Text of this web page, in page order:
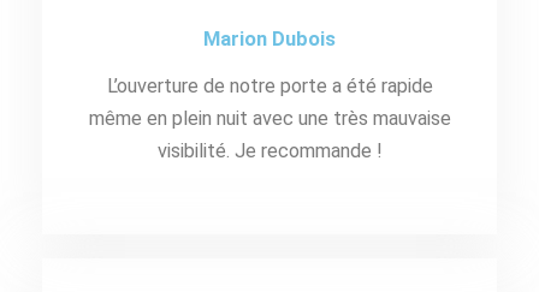
Marion Dubois
L’ouverture de notre porte a été rapide
même en plein nuit avec une très mauvaise
visibilité. Je recommande !